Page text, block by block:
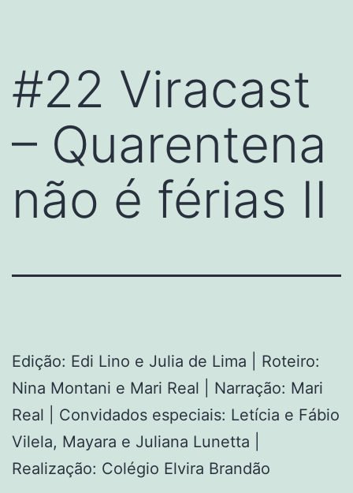
#22 Viracast
– Quarentena
não é férias II
Edição: Edi Lino e Julia de Lima | Roteiro:
Nina Montani e Mari Real | Narração: Mari
Real | Convidados especiais: Letícia e Fábio
Vilela, Mayara e Juliana Lunetta |
Realização: Colégio Elvira Brandão